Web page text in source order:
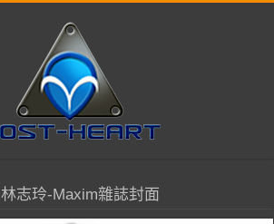
林志玲-Maxim雜誌封面